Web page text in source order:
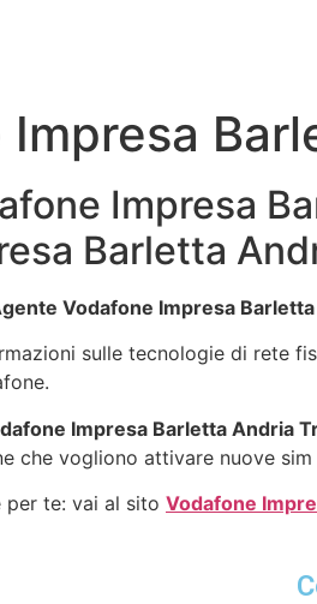
Impresa
Barletta
Vodafone Impresa
sulle tecnologie di rete
Impresa Barletta Andria
che vogliono attivare nuove
te: vai al sito Vodafone